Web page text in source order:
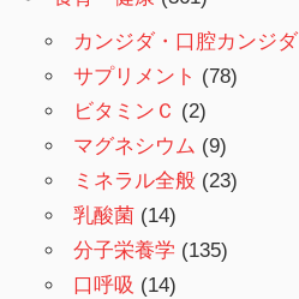
カンジダ・口腔カンジダ
サプリメント (78)
ビタミンＣ (2)
マグネシウム (9)
ミネラル全般 (23)
乳酸菌 (14)
分子栄養学 (135)
口呼吸 (14)